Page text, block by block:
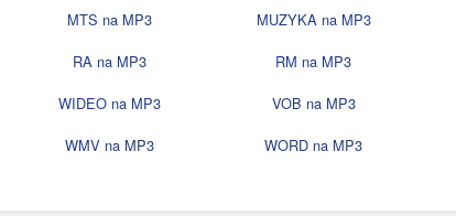
MTS na MP3 MUZYKA na MP3
RA na MP3 RM na MP3
WIDEO na MP3 VOB na MP3
WMV na MP3 WORD na MP3